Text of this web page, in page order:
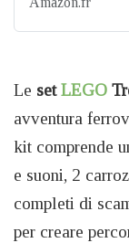
Le setLEGO
avventura
kit comprende
e suoni, 2
completi di
per creare